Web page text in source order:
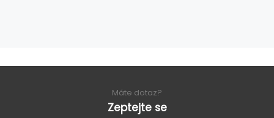
Máte dotaz?
Zeptejte se